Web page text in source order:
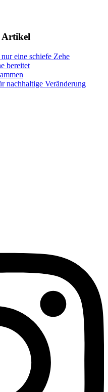
Artikel
eine schiefe Zehe
bereitet
nachhaltige Veränderung